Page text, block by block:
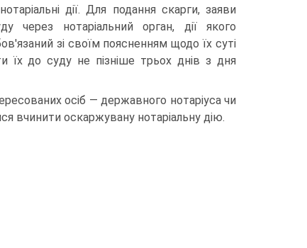
дії. Для подання скарги, заяви
через нотаріальний орган, дії якого
зі своїм поясненням щодо їх суті
їх до суду не пізніше трьох днів з дня
осіб — державного нотаріуса чи
вчинити оскаржувану нотаріальну дію.